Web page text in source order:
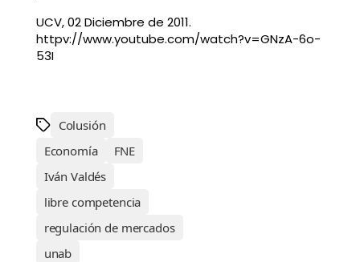
UCV, 02 Diciembre de 2011.
httpv://www.youtube.com/watch?v=GNzA-6o-
53I
Colusión
Economía
FNE
Iván Valdés
libre competencia
regulación de mercados
unab